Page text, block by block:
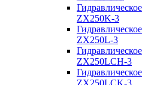
ZX250K-3
ZX250L-3
ZX250LCH-3
ZX250LCK-3